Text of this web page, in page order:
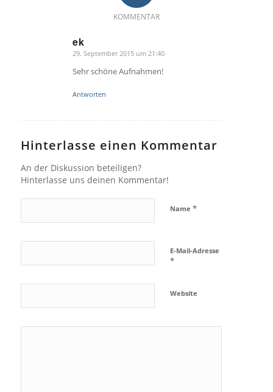
KOMMENTAR
ek
sagte:
29. September 2015 um 21:40
Sehr schöne Aufnahmen!
Antworten
Hinterlasse einen Kommentar
An der Diskussion beteiligen?
Hinterlasse uns deinen Kommentar!
Name *
E-Mail-Adresse
*
Website